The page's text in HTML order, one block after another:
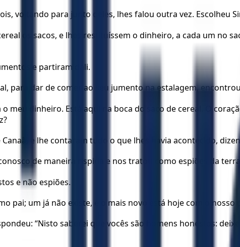
voltando para junto deles, lhes falou outra vez. Escolheu
os sacos, e lhes restituíssem o dinheiro, a cada um no
e partiram dali.
para dar de comer ao seu jumento na estalagem,
o meu dinheiro. Está aqui na boca do saco de cereal. O
Canaã, e lhe contaram tudo o que lhes havia acontecido,
de maneira ríspida e nos tratou como espiões da terra.
e não espiões.
pai; um já não existe, e o mais novo está hoje com o nosso
“Nisto saberei que vocês são homens honestos: